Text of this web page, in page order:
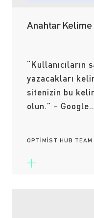
Anahtar Kelime
“Kullanıcıların
yazacakları
sitenizin bu
olun.” –
OPTIMIST HUB TEAM